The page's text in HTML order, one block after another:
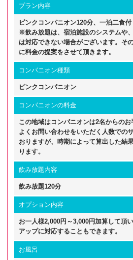
プラン内容
ピンクコンパニオン120分、一泊二食付
※飲み放題は、宿泊施設のシステムや
は対応できない場合がございます。そ
に料金の提案をさせて頂きます。
コンパニオン種類
ピンクコンパニオン
コンパニオンの料金
この地域はコンパニオンは2名からのお
よくお問い合わせをいただく人数での
おりますが、時期によって算出した結
ります。
飲み放題内容
飲み放題120分
オプション内容
お一人様2,000円～3,000円加算して頂
アップに対応することもできます。
お風呂